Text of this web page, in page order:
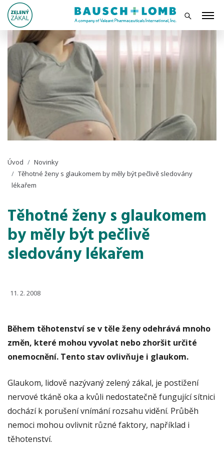
Úvod
Novinky
Těhotné ženy s glaukomem by měly být pečlivě sledovány
lékařem
Těhotné ženy s glaukomem
by měly být pečlivě
sledovány lékařem
11. 2. 2008
Během těhotenství se v těle ženy odehrává mnoho
změn, které mohou vyvolat nebo zhoršit určité
onemocnění. Tento stav ovlivňuje i glaukom.
Glaukom, lidově nazývaný zelený zákal, je postižení
nervové tkáně oka a kvůli nedostatečně fungující sítnici
dochází k porušení vnímání rozsahu vidění. Průběh
nemoci mohou ovlivnit různé faktory, například i
těhotenství.